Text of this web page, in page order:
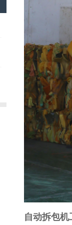
自动拆包机